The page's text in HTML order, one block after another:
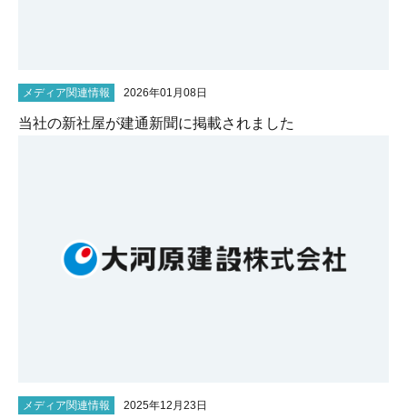
メディア関連情報 2026年01月08日
当社の新社屋が建通新聞に掲載されました
メディア関連情報 2025年12月23日